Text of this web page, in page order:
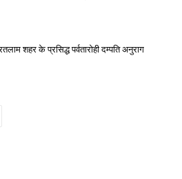
शहर के प्रसिद्ध पर्वतारोही दम्पति अनुराग